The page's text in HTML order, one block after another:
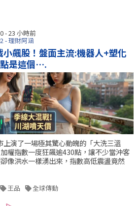
-23 小時前
- 理財阿涵
飆股！盤面主流:機器人+塑化
是這個….
演了一場極其驚心動魄的「大洗三溫
權指數一度狂飆逾430點，讓不少當沖客
像洪水一樣湧出來，指數高低震盪竟然
王品 全球傳動